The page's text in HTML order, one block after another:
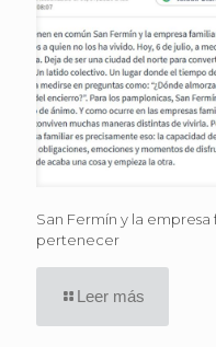
San Fermín y la
pertenecer
Leer más